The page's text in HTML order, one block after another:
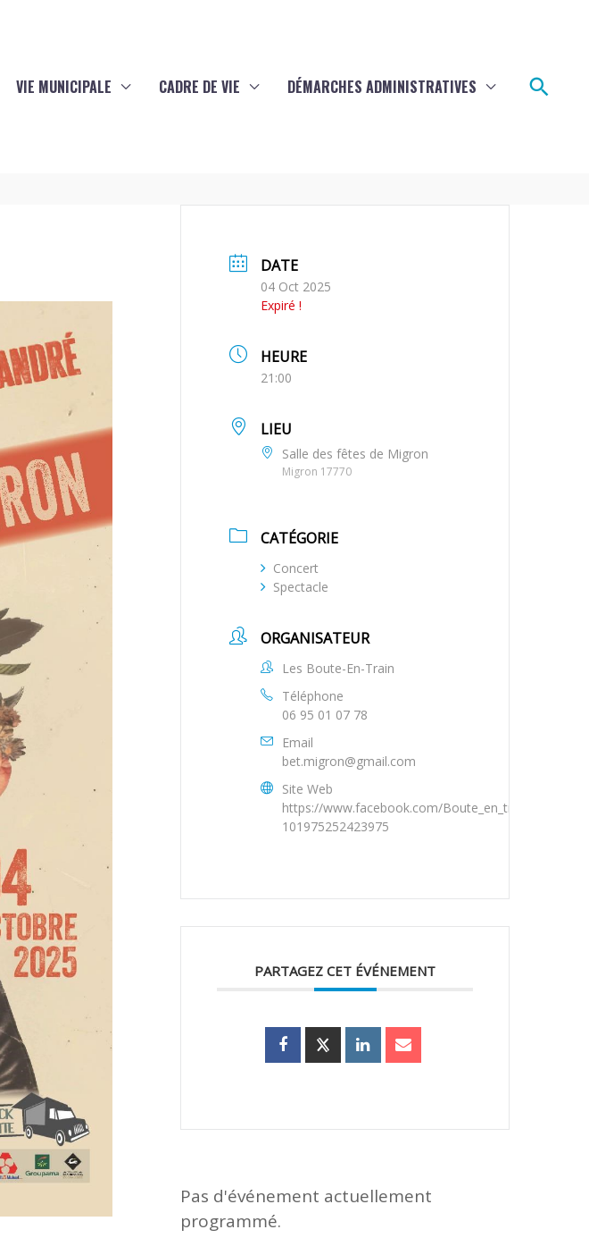
VIE MUNICIPALE CADRE DE VIE DÉMARCHES ADMINISTRATIVES
DATE
04 Oct 2025
Expiré !
HEURE
21:00
LIEU
Salle des fêtes de Migron
Migron 17770
CATÉGORIE
Concert
Spectacle
ORGANISATEUR
Les Boute-En-Train
Téléphone
06 95 01 07 78
Email
bet.migron@gmail.com
Site Web
https://www.facebook.com/Boute_en_train_migron-
101975252423975
PARTAGEZ CET ÉVÉNEMENT
Pas d'événement actuellement
programmé.